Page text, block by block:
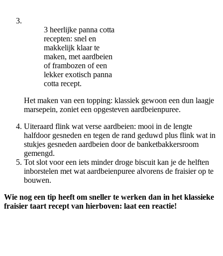
3 heerlijke panna cotta
recepten: snel en
makkelijk klaar te
maken, met aardbeien
of frambozen of een
lekker exotisch panna
cotta recept.
Het maken van een topping: klassiek gewoon een dun laagje
marsepein, zoniet een opgesteven aardbeienpuree.
Uiteraard flink wat verse aardbeien: mooi in de lengte
halfdoor gesneden en tegen de rand geduwd plus flink wat in
stukjes gesneden aardbeien door de banketbakkersroom
gemengd.
Tot slot voor een iets minder droge biscuit kan je de helften
inborstelen met wat aardbeienpuree alvorens de fraisier op te
bouwen.
Wie nog een tip heeft om sneller te werken dan in het klassieke
fraisier taart recept van hierboven: laat een reactie!